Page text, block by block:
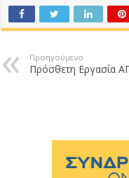
Προηγούμενο
Πρόσθετη Εργασία